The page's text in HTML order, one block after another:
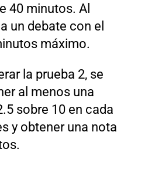
40 minutos. Al
un debate con el
máximo.
la prueba 2, se
al menos una
sobre 10 en cada
y obtener una nota